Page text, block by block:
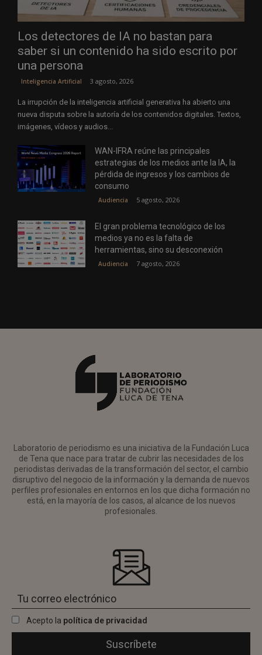
Los detectores de IA no bastan para
saber si un contenido ha sido escrito por
una persona
Inteligencia Artificial 3 agosto, 2026
La irrupción de la inteligencia artificial generativa ha abierto una
nueva disputa sobre la autoría de los contenidos digitales. Textos,
imágenes, vídeos y audios...
WAN-IFRA reúne las principales
estrategias de los medios ante la IA, la
pérdida de ingresos y los cambios de
consumo
Audiencia 5 agosto, 2026
El gran problema tecnológico de los
medios ya no es la falta de
herramientas, sino su desconexión
Audiencia 7 agosto, 2026
Laboratorio de periodismo es una iniciativa de la Fundación Luca
de Tena que nace para tratar de cubrir las necesidades de los
periodistas derivadas de la transformación del sector, el cambio
disruptivo del negocio de la información y la demanda de nuevos
perfiles profesionales en entornos en los que dicha formación no
está, en la mayoría de los casos, al alcance de los nuevos
profesionales.
Acepto la política de privacidad